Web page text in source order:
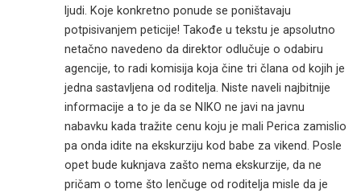
ljudi. Koje konkretno ponude se poništavaju
potpisivanjem peticije! Takođe u tekstu je apsolutno
netačno navedeno da direktor odlučuje o odabiru
agencije, to radi komisija koja čine tri člana od kojih je
jedna sastavljena od roditelja. Niste naveli najbitnije
informacije a to je da se NIKO ne javi na javnu
nabavku kada tražite cenu koju je mali Perica zamislio
pa onda idite na ekskurziju kod babe za vikend. Posle
opet bude kuknjava zašto nema ekskurzije, da ne
pričam o tome što lenčuge od roditelja misle da je